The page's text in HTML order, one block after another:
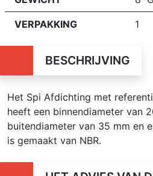
VERPAKKING 1
BESCHRIJVING
Het Spi Afdichting met
heeft een binnendiameter van
buitendiameter van 35 mm en
is gemaakt van NBR.